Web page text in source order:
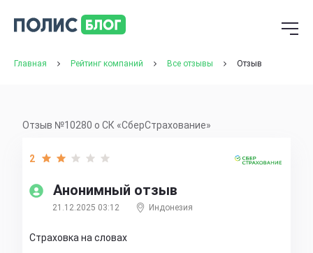
Главная Рейтинг компаний Все отзывы Отзыв
Отзыв №10280 о СК «СберСтрахование»
Анонимный отзыв
2
21.12.2025 03:12 Индонезия
Страховка на словах